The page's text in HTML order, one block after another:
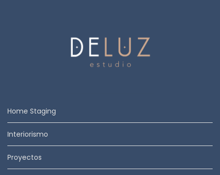
Home Staging
Interiorismo
Proyectos